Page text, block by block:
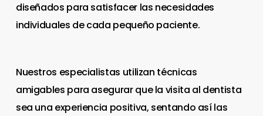
diseñados para satisfacer las necesidades
individuales de cada pequeño paciente.
Nuestros especialistas utilizan técnicas
amigables para asegurar que la visita al dentista
sea una experiencia positiva, sentando así las